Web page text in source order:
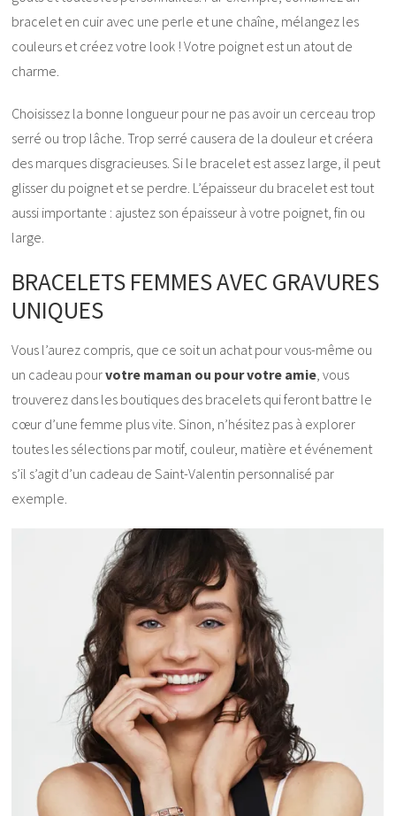
bracelet en cuir avec une perle et une chaîne, mélangez les
couleurs et créez votre look ! Votre poignet est un atout de
charme.
Choisissez la bonne longueur pour ne pas avoir un cerceau trop
serré ou trop lâche. Trop serré causera de la douleur et créera
des marques disgracieuses. Si le bracelet est assez large, il peut
glisser du poignet et se perdre. L’épaisseur du bracelet est tout
aussi importante : ajustez son épaisseur à votre poignet, fin ou
large.
BRACELETS FEMMES AVEC GRAVURES
UNIQUES
Vous l’aurez compris, que ce soit un achat pour vous-même ou
un cadeau pourvotre maman ou pour votre amie, vous
trouverez dans les boutiques des bracelets qui feront battre le
cœur d’une femme plus vite. Sinon, n’hésitez pas à explorer
toutes les sélections par motif, couleur, matière et événement
s’il s’agit d’un cadeau de Saint-Valentin personnalisé par
exemple.